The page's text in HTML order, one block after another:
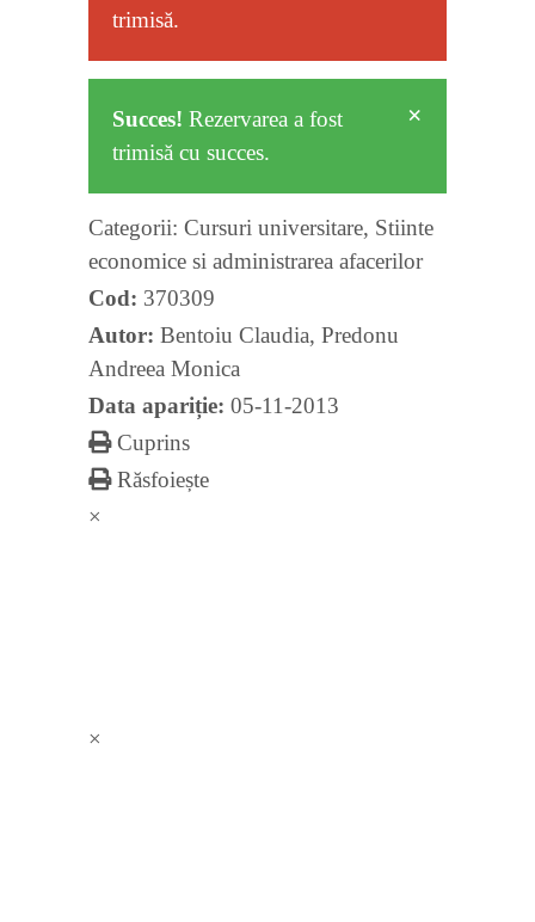
trimisă.
×
Succes! Rezervarea a fost
trimisă cu succes.
Categorii: Cursuri universitare, Stiinte
economice si administrarea afacerilor
Cod: 370309
Autor: Bentoiu Claudia, Predonu
Andreea Monica
Data apariție: 05-11-2013
Cuprins
Răsfoiește
×
×